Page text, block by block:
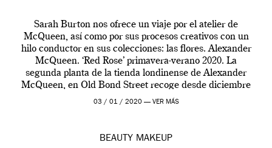
Sarah Burton nos ofrece un viaje por el atelier de
McQueen, así como por sus procesos creativos con un
hilo conductor en sus colecciones: las flores. Alexander
McQueen. ‘Red Rose’ primavera-verano 2020. La
segunda planta de la tienda londinense de Alexander
McQueen, en Old Bond Street recoge desde diciembre
de 2019 hasta final de abril […]
03 / 01 / 2020 — VER MÁS
BEAUTY MAKEUP